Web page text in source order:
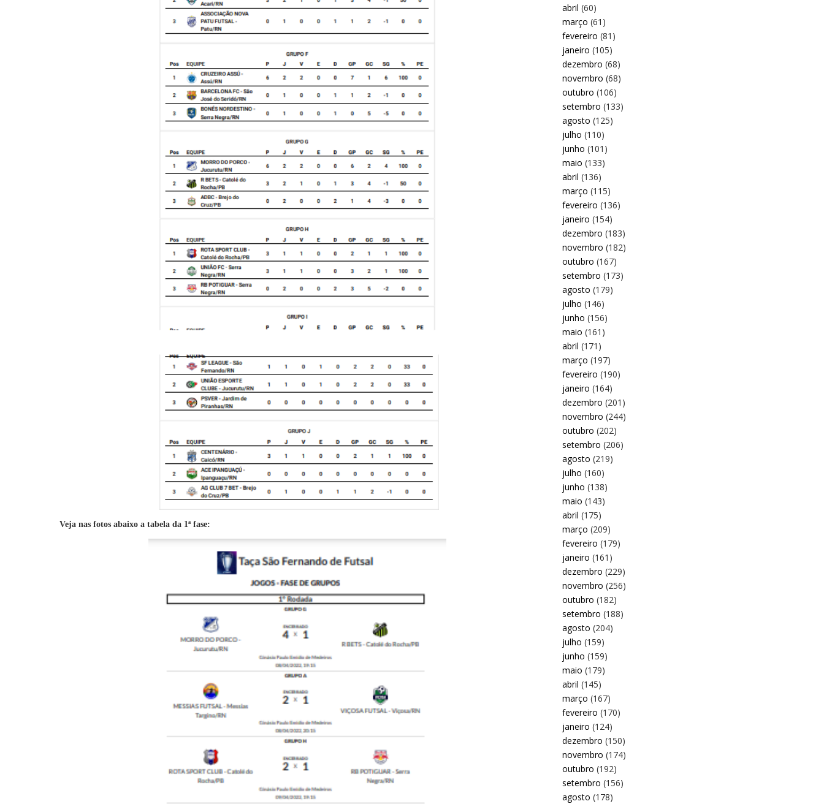
Veja nas fotos abaixo a tabela da 1ª fase:
abril (60)
março (61)
fevereiro (81)
janeiro (105)
dezembro (68)
novembro (68)
outubro (106)
setembro (133)
agosto (125)
julho (110)
junho (101)
maio (133)
abril (136)
março (115)
fevereiro (136)
janeiro (154)
dezembro (183)
novembro (182)
outubro (167)
setembro (173)
agosto (179)
julho (146)
junho (156)
maio (161)
abril (171)
março (197)
fevereiro (190)
janeiro (164)
dezembro (201)
novembro (244)
outubro (202)
setembro (206)
agosto (219)
julho (160)
junho (138)
maio (143)
abril (175)
março (209)
fevereiro (179)
janeiro (161)
dezembro (229)
novembro (256)
outubro (182)
setembro (188)
agosto (204)
julho (159)
junho (159)
maio (179)
abril (145)
março (167)
fevereiro (170)
janeiro (124)
dezembro (150)
novembro (174)
outubro (192)
setembro (156)
agosto (178)